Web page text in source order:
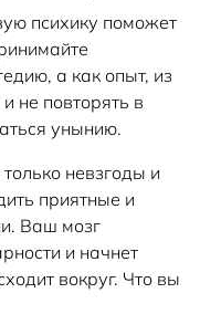
психику поможет
а как опыт, из
не повторять в
унынию.
невзгоды и
приятные и
Ваш мозг
и начнет
вокруг. Что вы